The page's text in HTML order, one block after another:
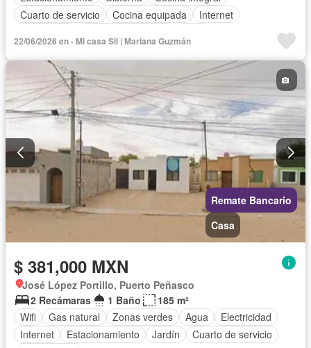
Cuarto de servicio
Cocina equipada
Internet
Televisión por cable
Gas natural
Recámara con closet
Permite mascotas
Parcialmente amueblado
22/06/2026 en - Mi casa Sii | Mariana Guzmán
Remate Bancario
Casa
$ 381,000 MXN
José López Portillo, Puerto Peñasco
2 Recámaras
1 Baño
185 m²
Wifi
Gas natural Zonas verdes Agua
Electricidad
Internet
Estacionamiento Jardín
Cuarto de servicio